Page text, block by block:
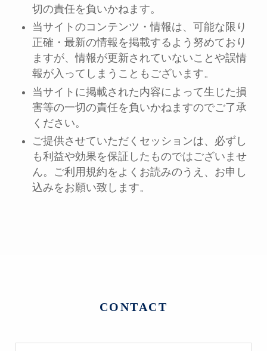
切の責任を負いかねます。
当サイトのコンテンツ・情報は、可能な限り
正確・最新の情報を掲載するよう努めており
ますが、情報が更新されていないことや誤情
報が入ってしまうこともございます。
当サイトに掲載された内容によって生じた損
害等の一切の責任を負いかねますのでご了承
ください。
ご提供させていただくセッションは、必ずし
も利益や効果を保証したものではございませ
ん。ご利用規約をよくお読みのうえ、お申し
込みをお願い致します。
CONTACT